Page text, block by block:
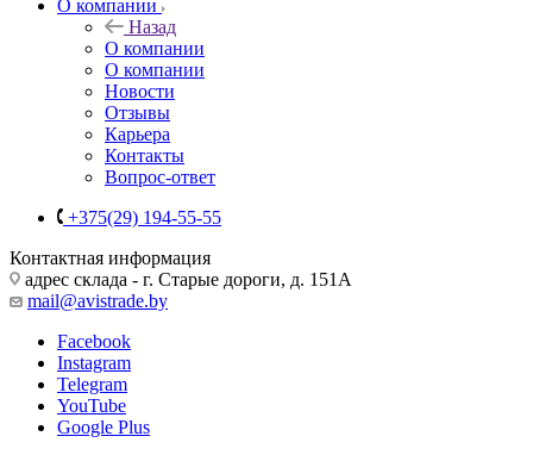
О компании
Назад
О компании
О компании
Новости
Отзывы
Карьера
Контакты
Вопрос-ответ
+375(29) 194-55-55
Контактная информация
адрес склада - г. Старые дороги, д. 151А
mail@avistrade.by
Facebook
Instagram
Telegram
YouTube
Google Plus